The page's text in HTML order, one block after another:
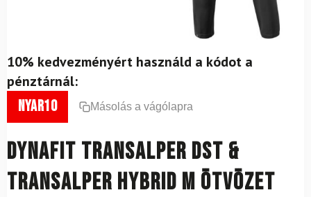
10% kedvezményért használd a kódot a
pénztárnál:
nyar10 Másolás a vágólapra
DYNAFIT Transalper DST &
Transalper Hybrid M ötvözet